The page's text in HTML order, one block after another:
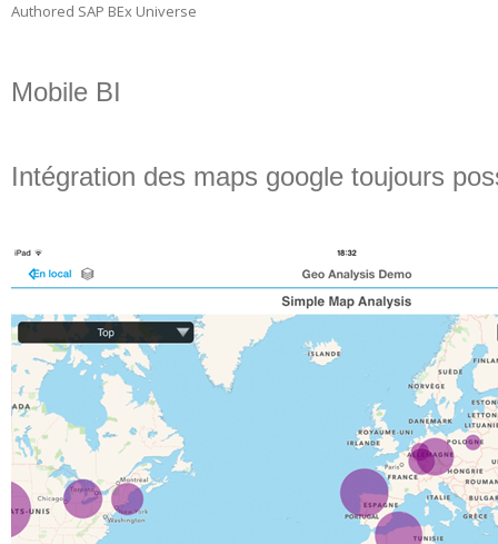
Authored SAP BEx Universe
Mobile BI
Intégration des maps google toujours